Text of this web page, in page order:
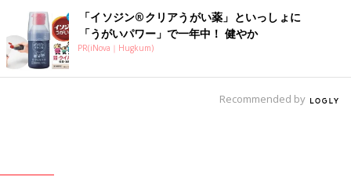
「イソジン®クリアうがい薬」といっしょに
「うがいパワー」で一年中！ 健やか
PR(iNova｜Hugkum)
Recommended by